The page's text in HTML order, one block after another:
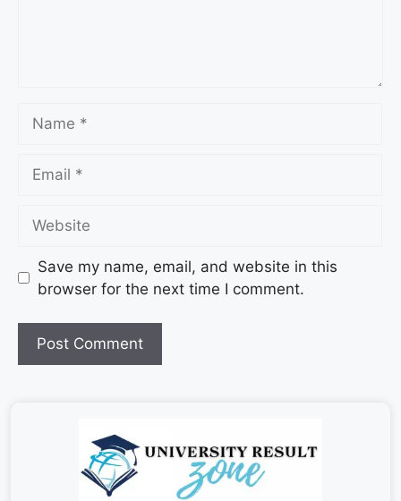
Save my name, email, and website in this
browser for the next time I comment.